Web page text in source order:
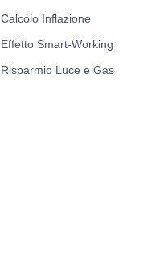
Calcolo Inflazione
Effetto Smart-Working
Risparmio Luce e Gas